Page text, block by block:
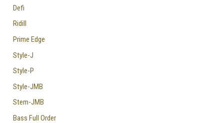
Defi
Ridill
Prime Edge
Style-J
Style-P
Style-JMB
Stem-JMB
Bass Full Order